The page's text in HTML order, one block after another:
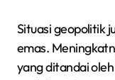
Situasi geopolitik
emas.
yang ditandai